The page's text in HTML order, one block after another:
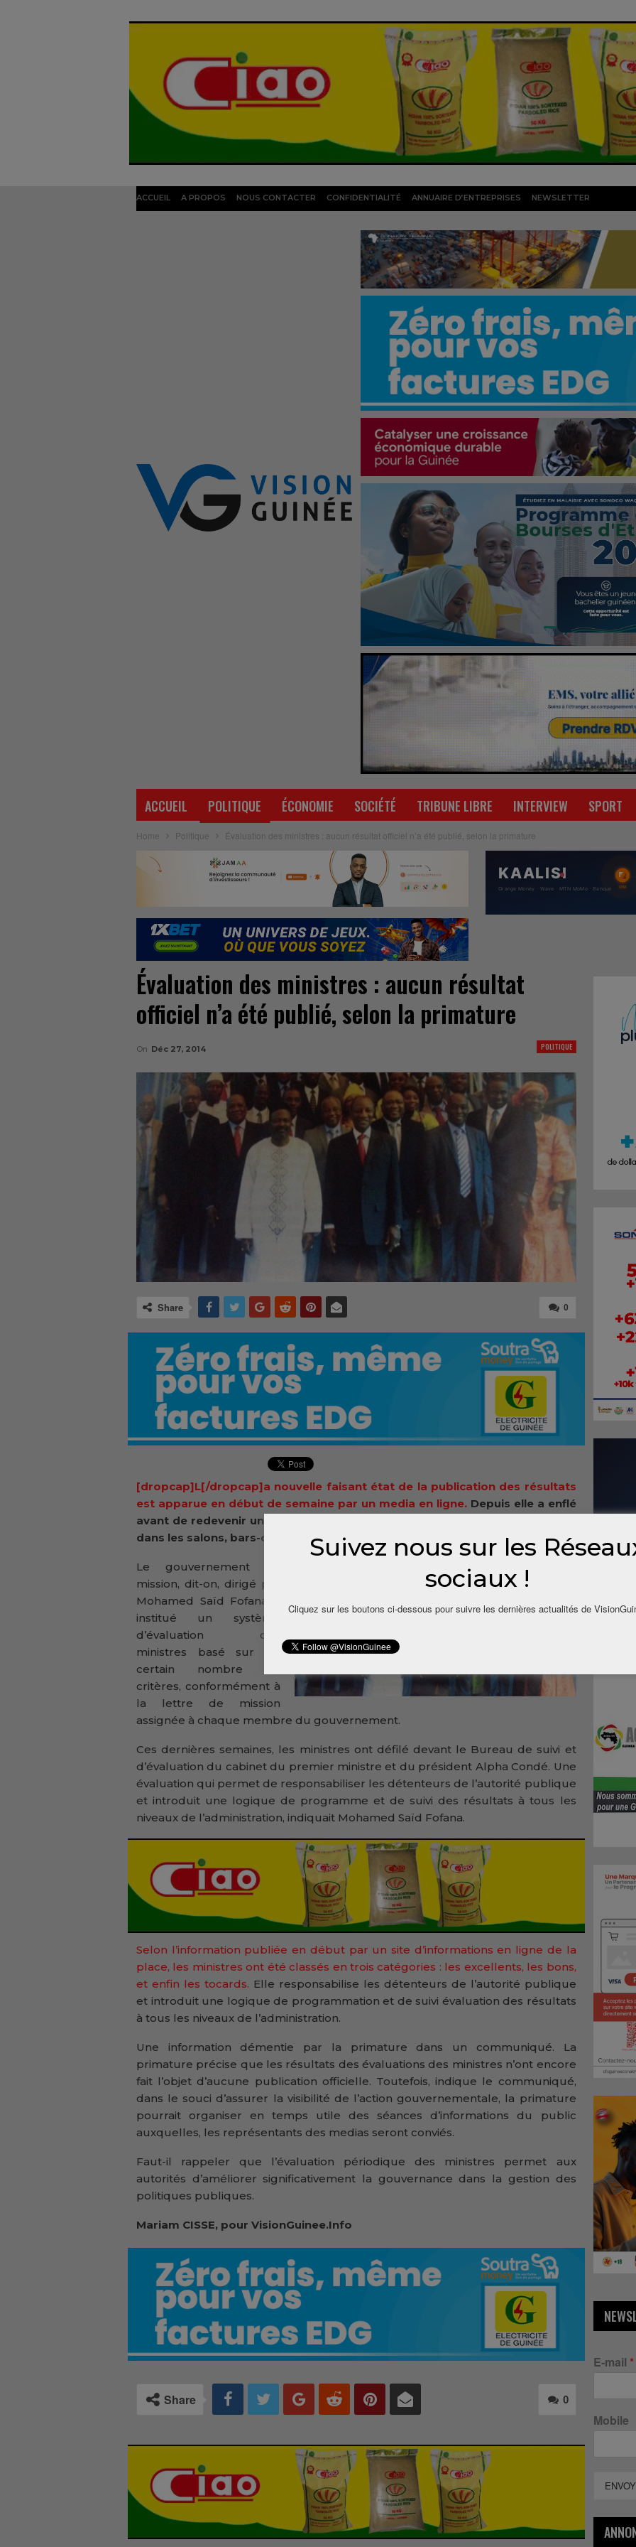
ACCUEIL A PROPOS NOUS CONTACTER CONFIDENTIALITÉ ANNUAIRE D’ENTREPRISES NEWSLETTER
ACCUEIL POLITIQUE ÉCONOMIE SOCIÉTÉ TRIBUNE LIBRE INTERVIEW SPORT
Home Politique Évaluation des ministres : aucun résultat officiel n’a été publié, selon la primature
Évaluation des ministres : aucun résultat
officiel n’a été publié, selon la primature
POLITIQUE
On Déc 27, 2014
0
Share
[dropcap]L[/dropcap]a nouvelle faisant état de la publication des résultats
est apparue en début de semaine par un media en ligne.Depuis elle a enflé
avant de redevenir un sujet de discussion privilégié sur les réseaux sociaux,
dans les salons, bars-cafés et autres lieux.
Le gouvernement de
mission, dit-on, dirigé par
Mohamed Saïd Fofana a
institué un système
d’évaluation des
ministres basé sur un
certain nombre de
critères, conformément à
la lettre de mission
assignée à chaque membre du gouvernement.
Ces dernières semaines, les ministres ont défilé devant le Bureau de suivi et
d’évaluation du cabinet du premier ministre et du président Alpha Condé. Une
évaluation qui permet de responsabiliser les détenteurs de l’autorité publique
et introduit une logique de programme et de suivi des résultats à tous les
niveaux de l’administration, indiquait Mohamed Saïd Fofana.
Selon l’information publiée en début par un site d’informations en ligne de la
place, les ministres ont été classés en trois catégories : les excellents, les bons,
et enfin les tocards. Elle responsabilise les détenteurs de l’autorité publique
et introduit une logique de programmation et de suivi évaluation des résultats
à tous les niveaux de l’administration.
Une information démentie par la primature dans un communiqué. La
primature précise que les résultats des évaluations des ministres n’ont encore
fait l’objet d’aucune publication officielle. Toutefois, indique le communiqué,
dans le souci d’assurer la visibilité de l’action gouvernementale, la primature
pourrait organiser en temps utile des séances d’informations du public
auxquelles, les représentants des medias seront conviés.
Faut-il rappeler que l’évaluation périodique des ministres permet aux
autorités d’améliorer significativement la gouvernance dans la gestion des
politiques publiques.
Mariam CISSE, pour VisionGuinee.Info
0
Share
E-mail *
Mobile
Suivez nous sur les
sociaux !
Cliquez sur les boutons ci-dessous pour suivre les dernières actualités de